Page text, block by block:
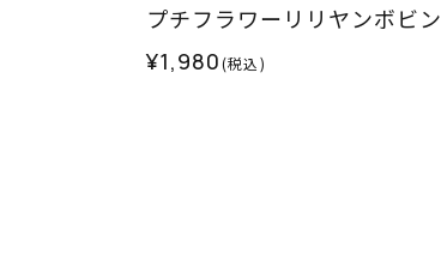
プチフラワーリリヤンボビン
¥1,980(税込)